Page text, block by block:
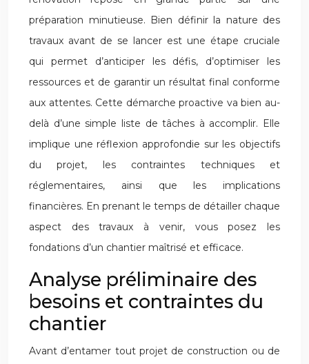
préparation minutieuse. Bien définir la nature des
travaux avant de se lancer est une étape cruciale
qui permet d’anticiper les défis, d’optimiser les
ressources et de garantir un résultat final conforme
aux attentes. Cette démarche proactive va bien au-
delà d’une simple liste de tâches à accomplir. Elle
implique une réflexion approfondie sur les objectifs
du projet, les contraintes techniques et
réglementaires, ainsi que les implications
financières. En prenant le temps de détailler chaque
aspect des travaux à venir, vous posez les
fondations d’un chantier maîtrisé et efficace.
Analyse préliminaire des
besoins et contraintes du
chantier
Avant d’entamer tout projet de construction ou de